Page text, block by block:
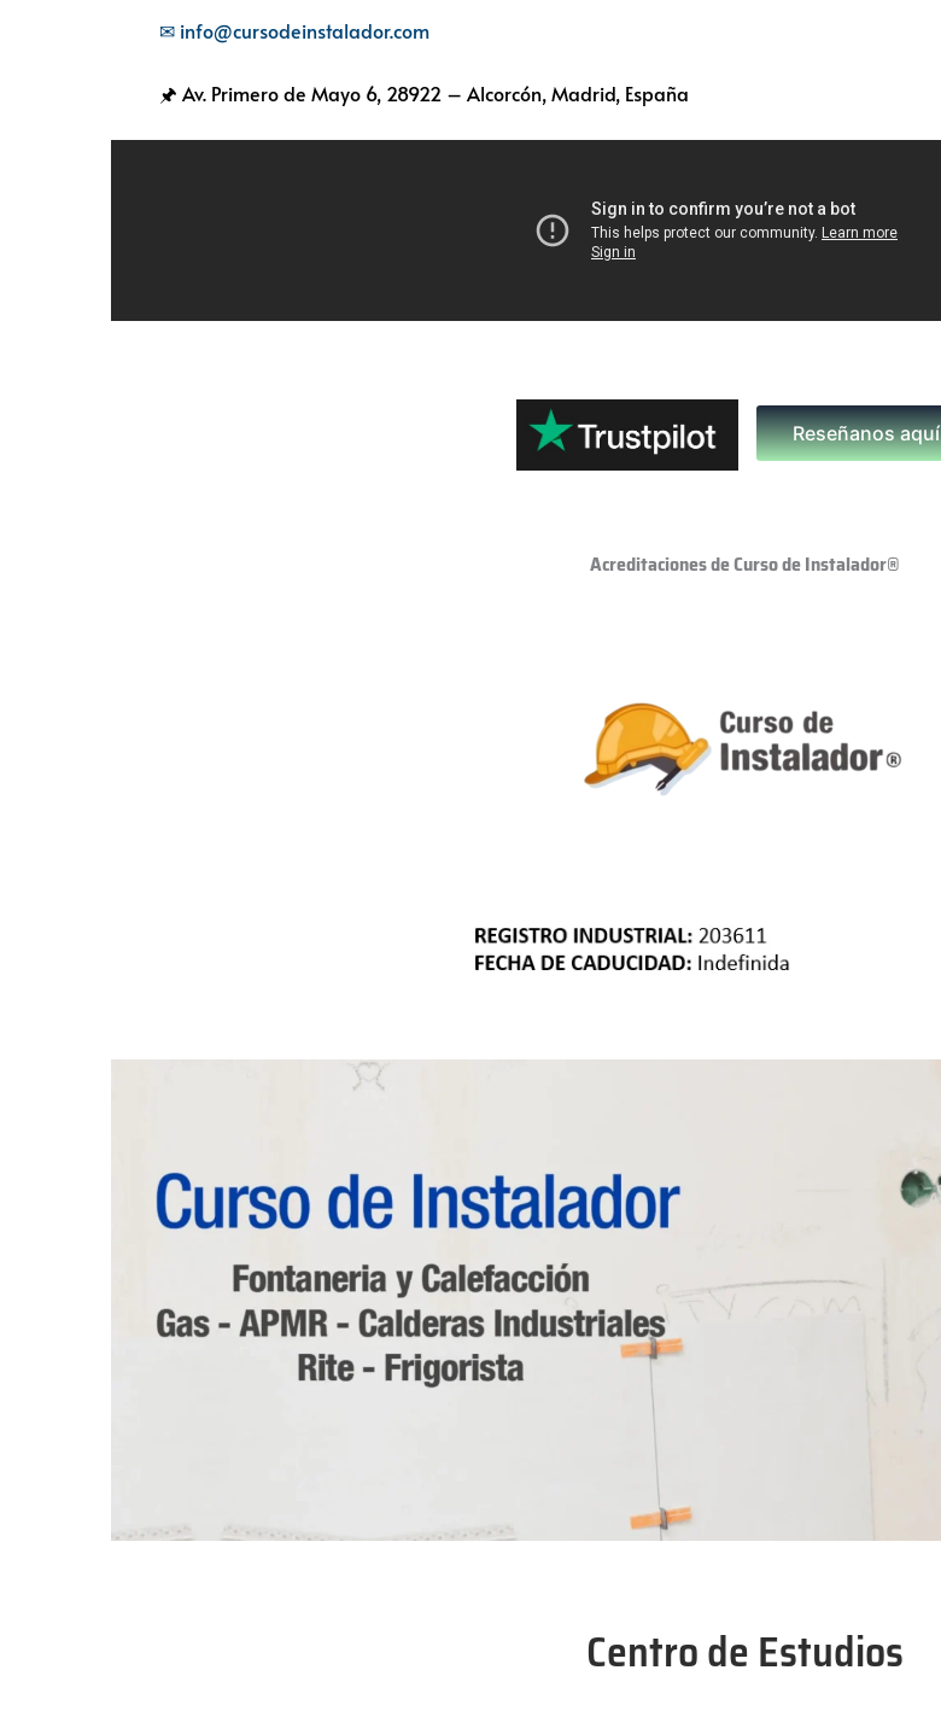
✉ info@cursodeinstalador.com
🖈 Av. Primero de Mayo 6, 28922 – Alcorcón, Madrid, España
Reseñanos aquí
Acreditaciones de Curso de Instalador®
Centro de Estudios